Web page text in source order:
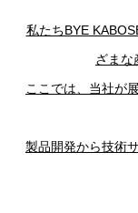
私たちBYE
ざまな
ここでは、当社が
製品開発から技術